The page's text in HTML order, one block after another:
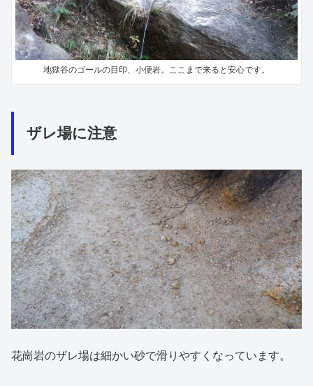
地獄谷のゴールの目印、小便岩。ここまで来ると安心です。
ザレ場に注意
花崗岩のザレ場は細かい砂で滑りやすくなっています。